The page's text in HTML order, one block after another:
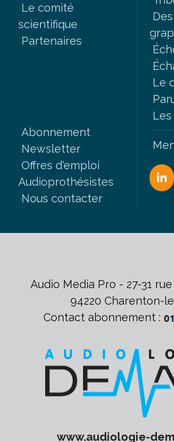
Le comité
scientifique
Partenaires
Le
Abonnement
Newsletter
Offres d'emploi
Audioprothésistes
Nous contacter
Audio Media Pro - 27-31
94220 Charenton-
Contact abonnement :
www.audiologie-